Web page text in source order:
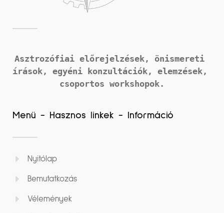
Asztrozófiai előrejelzések, önismereti
írások,
csoportos workshopok.
Menü - Hasznos linkek - Információ
Nyitólap
Bemutatkozás
Vélemények